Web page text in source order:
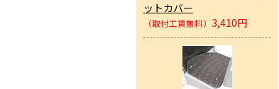
ットカバー
（取付工賃無料） 3,410円